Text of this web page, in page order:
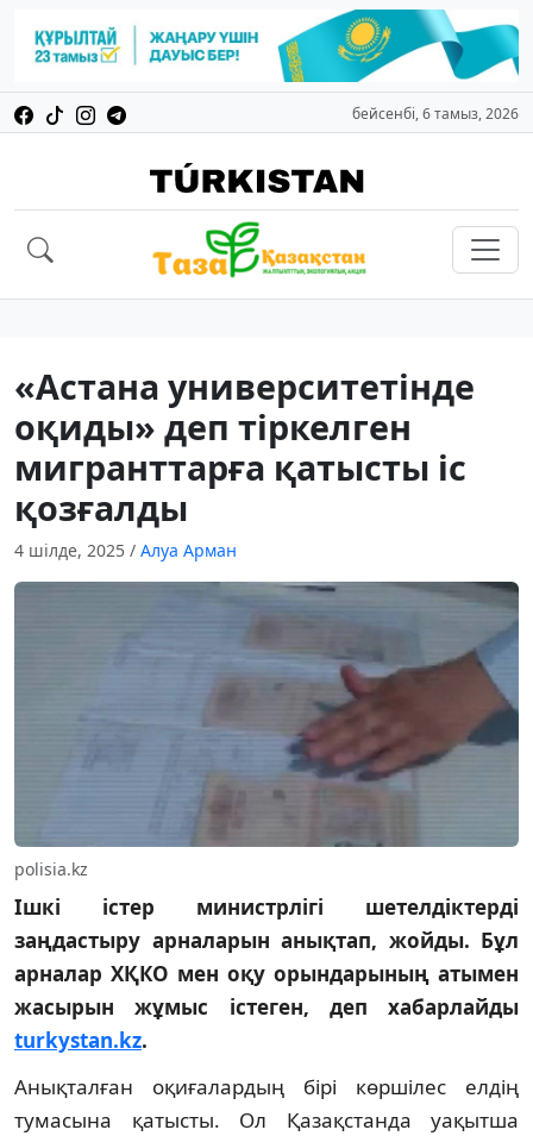
бейсенбі, 6 тамыз, 2026
«Астана университетінде
оқиды» деп тіркелген
мигранттарға қатысты іс
қозғалды
4 шілде, 2025 / Алуа Арман
polisia.kz
Ішкі істер министрлігі шетелдіктерді
заңдастыру арналарын анықтап, жойды. Бұл
арналар ХҚКО мен оқу орындарының атымен
жасырын жұмыс істеген, деп хабарлайды
turkystan.kz.
Анықталған оқиғалардың бірі көршілес елдің
тумасына қатысты. Ол Қазақстанда уақытша